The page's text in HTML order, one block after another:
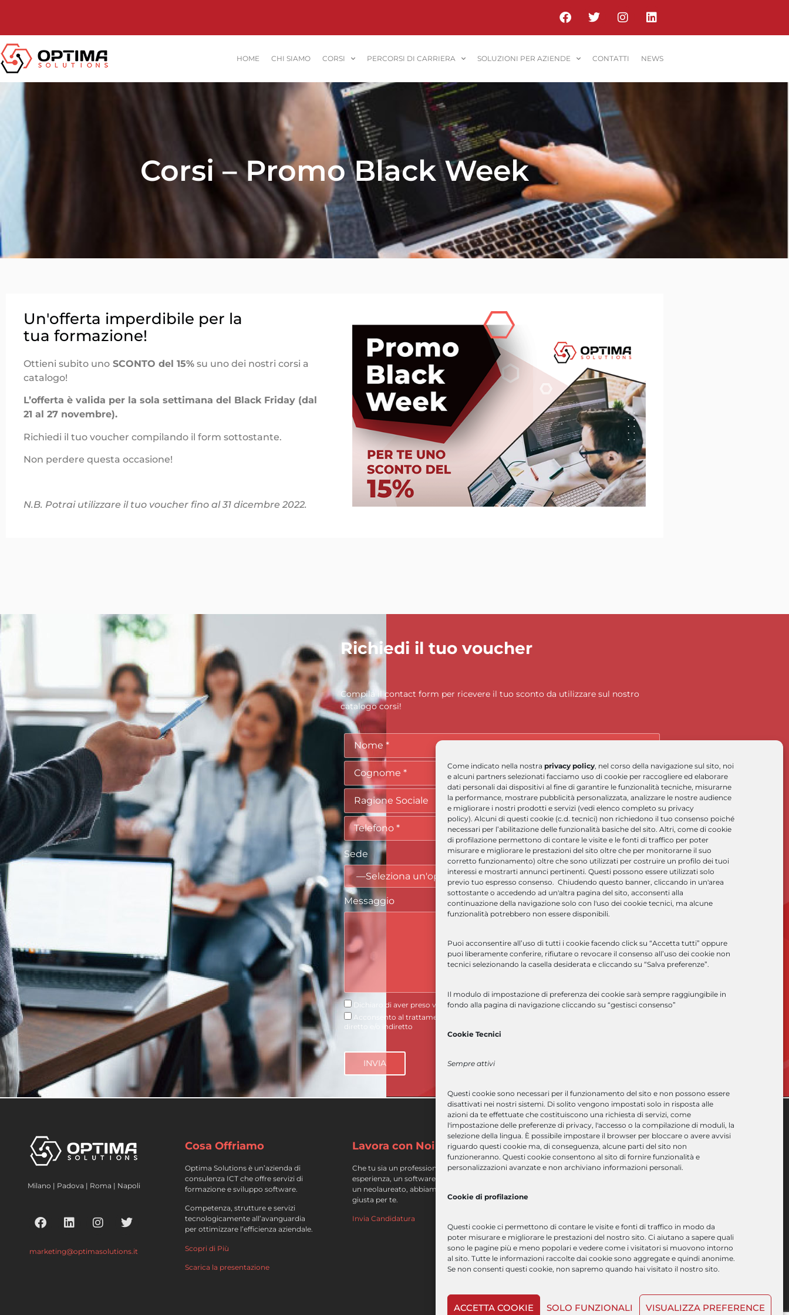
Come indicato nella nostra privacy policy, nel corso della navigazione sul sito, noi
e alcuni partners selezionati facciamo uso di cookie per raccogliere ed elaborare
dati personali dai dispositivi al fine di garantire le funzionalità tecniche, misurarne
la performance, mostrare pubblicità personalizzata, analizzare le nostre audience
e migliorare i nostri prodotti e servizi (vedi elenco completo su privacy
policy). Alcuni di questi cookie (c.d. tecnici) non richiedono il tuo consenso poiché
necessari per l’abilitazione delle funzionalità basiche del sito. Altri, come di cookie
di profilazione permettono di contare le visite e le fonti di traffico per poter
misurare e migliorare le prestazioni del sito oltre che per monitorarne il suo
corretto funzionamento) oltre che sono utilizzati per costruire un profilo dei tuoi
interessi e mostrarti annunci pertinenti. Questi possono essere utilizzati solo
previo tuo espresso consenso. Chiudendo questo banner, cliccando in un'area
sottostante o accedendo ad un'altra pagina del sito, acconsenti alla
continuazione della navigazione solo con l'uso dei cookie tecnici, ma alcune
funzionalità potrebbero non essere disponibili.
Puoi acconsentire all’uso di tutti i cookie facendo click su “Accetta tutti” oppure
puoi liberamente conferire, rifiutare o revocare il consenso all’uso dei cookie non
tecnici selezionando la casella desiderata e cliccando su “Salva preferenze”.
Il modulo di impostazione di preferenza dei cookie sarà sempre raggiungibile in
fondo alla pagina di navigazione cliccando su “gestisci consenso”
Cookie Tecnici
Sempre attivi
Questi cookie sono necessari per il funzionamento del sito e non possono essere
disattivati nei nostri sistemi. Di solito vengono impostati solo in risposta alle
azioni da te effettuate che costituiscono una richiesta di servizi, come
l'impostazione delle preferenze di privacy, l'accesso o la compilazione di moduli, la
selezione della lingua. È possibile impostare il browser per bloccare o avere avvisi
riguardo questi cookie ma, di conseguenza, alcune parti del sito non
funzioneranno. Questi cookie consentono al sito di fornire funzionalità e
personalizzazioni avanzate e non archiviano informazioni personali.
Cookie di profilazione
Questi cookie ci permettono di contare le visite e fonti di traffico in modo da
poter misurare e migliorare le prestazioni del nostro sito. Ci aiutano a sapere quali
sono le pagine più e meno popolari e vedere come i visitatori si muovono intorno
al sito. Tutte le informazioni raccolte dai cookie sono aggregate e quindi anonime.
Se non consenti questi cookie, non sapremo quando hai visitato il nostro sito.
ACCETTA COOKIE SOLO FUNZIONALI VISUALIZZA PREFERENCE
HOME CHI SIAMO CORSI PERCORSI DI CARRIERA SOLUZIONI PER AZIENDE CONTATTI NEWS
Corsi – Promo Black Week
Un'offerta imperdibile per la
tua formazione!
Ottieni subito uno SCONTO del 15% su uno dei nostri corsi a
catalogo!
L’offerta è valida per la sola settimana del Black Friday (dal
21 al 27 novembre).
Richiedi il tuo voucher compilando il form sottostante.
Non perdere questa occasione!
N.B. Potrai utilizzare il tuo voucher fino al 31 dicembre 2022.
Richiedi il tuo voucher
Compila il contact form per ricevere il tuo sconto da utilizzare sul nostro
catalogo corsi!
Sede
Messaggio
Dichiaro di aver preso visione e accettato la Privacy Policy*
Acconsento al trattamento dei dati per le finalità connesse ad attività di marketing
diretto e/o indiretto
Milano | Padova | Roma | Napoli
marketing@optimasolutions.it
Cosa Offriamo
Optima Solutions è un’azienda di
consulenza ICT che offre servizi di
formazione e sviluppo software.
Competenza, strutture e servizi
tecnologicamente all’avanguardia
per ottimizzare l’efficienza aziendale.
Scopri di Più
Scarica la presentazione
Lavora con Noi
Che tu sia un professionista con
esperienza, un software engineer o
un neolaureato, abbiamo la posizione
giusta per te.
Invia Candidatura
Accesso Rapido
corsi a catalogo
affitto aule
profilo aziendale